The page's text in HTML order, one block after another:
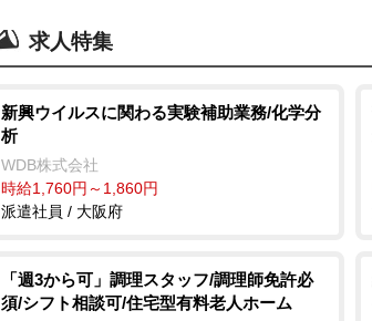
求人特集
新興ウイルスに関わる実験補助業務/化学分
析
WDB株式会社
時給1,760円～1,860円
派遣社員 / 大阪府
「週3から可」調理スタッフ/調理師免許必
須/シフト相談可/住宅型有料老人ホーム